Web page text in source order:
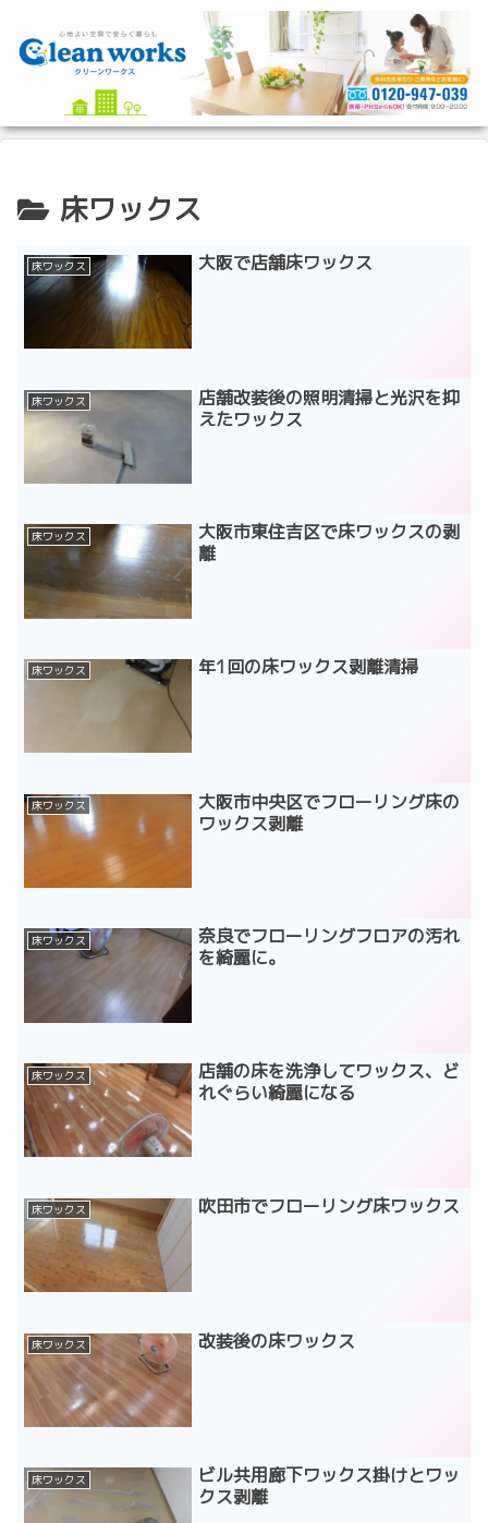
床ワックス
床ワックス 大阪で店舗床ワックス
床ワックス
店舗改装後の照明清掃と光沢を抑
えたワックス
床ワックス
大阪市東住吉区で床ワックスの剥
離
床ワックス 年1回の床ワックス剥離清掃
床ワックス
大阪市中央区でフローリング床の
ワックス剥離
床ワックス
奈良でフローリングフロアの汚れ
を綺麗に。
床ワックス
店舗の床を洗浄してワックス、ど
れぐらい綺麗になる
床ワックス 吹田市でフローリング床ワックス
床ワックス 改装後の床ワックス
床ワックス
ビル共用廊下ワックス掛けとワッ
クス剥離